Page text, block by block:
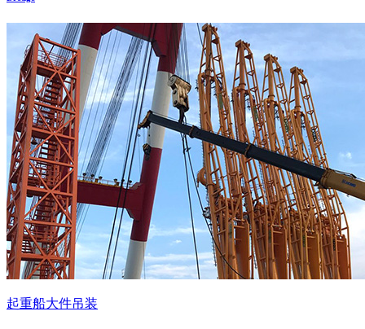
起重船大件吊装